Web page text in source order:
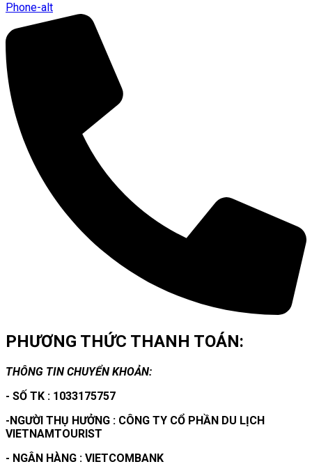
Phone-alt
PHƯƠNG THỨC THANH TOÁN:
THÔNG TIN CHUYỂN KHOẢN:
- SỐ TK : 1033175757
-NGƯỜI THỤ HƯỞNG : CÔNG TY CỔ PHẦN DU LỊCH
VIETNAMTOURIST
- NGÂN HÀNG : VIETCOMBANK